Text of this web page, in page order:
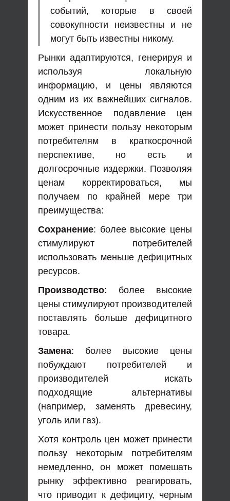
событий, которые в своей
совокупности неизвестны и не
могут быть известны никому.
Рынки адаптируются, генерируя и
используя локальную
информацию, и цены являются
одним из их важнейших сигналов.
Искусственное подавление цен
может принести пользу некоторым
потребителям в краткосрочной
перспективе, но есть и
долгосрочные издержки. Позволяя
ценам корректироваться, мы
получаем по крайней мере три
преимущества:
Сохранение: более высокие цены
стимулируют потребителей
использовать меньше дефицитных
ресурсов.
Производство: более высокие
цены стимулируют производителей
поставлять больше дефицитного
товара.
Замена: более высокие цены
побуждают потребителей и
производителей искать
подходящие альтернативы
(например, заменять древесину,
уголь или газ).
Хотя контроль цен может принести
пользу некоторым потребителям
немедленно, он может помешать
рынку эффективно реагировать,
что приводит к дефициту, черным